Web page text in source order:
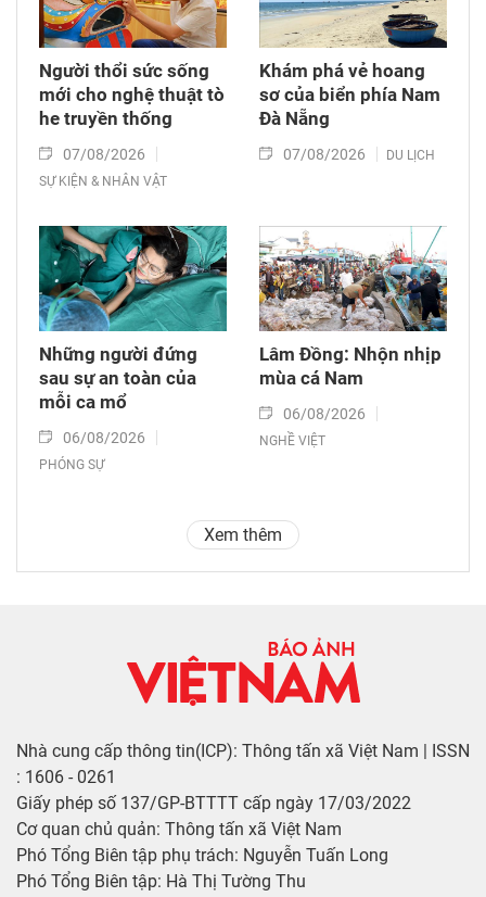
Người thổi sức sống
mới cho nghệ thuật tò
he truyền thống
07/08/2026
SỰ KIỆN & NHÂN VẬT
Khám phá vẻ hoang
sơ của biển phía Nam
Đà Nẵng
07/08/2026 DU LỊCH
Những người đứng
sau sự an toàn của
mỗi ca mổ
06/08/2026
PHÓNG SỰ
Lâm Đồng: Nhộn nhịp
mùa cá Nam
06/08/2026
NGHỀ VIỆT
Xem thêm
Nhà cung cấp thông tin(ICP): Thông tấn xã Việt Nam | ISSN
: 1606 - 0261
Giấy phép số 137/GP-BTTTT cấp ngày 17/03/2022
Cơ quan chủ quản: Thông tấn xã Việt Nam
Phó Tổng Biên tập phụ trách: Nguyễn Tuấn Long
Phó Tổng Biên tập: Hà Thị Tường Thu